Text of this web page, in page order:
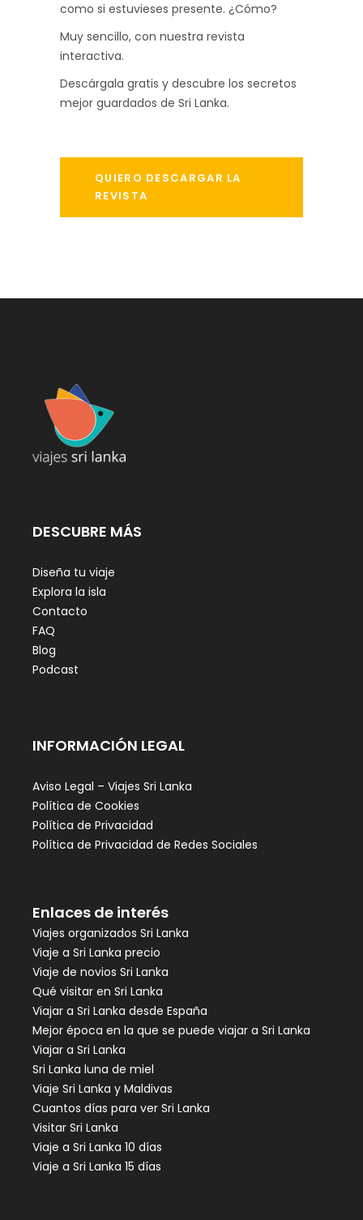
como si estuvieses presente. ¿Cómo?
Muy sencillo, con nuestra revista
interactiva.
Descárgala gratis y descubre los secretos
mejor guardados de Sri Lanka.
QUIERO DESCARGAR LA
REVISTA
DESCUBRE MÁS
Diseña tu viaje
Explora la isla
Contacto
FAQ
Blog
Podcast
INFORMACIÓN LEGAL
Aviso Legal – Viajes Sri Lanka
Política de Cookies
Política de Privacidad
Política de Privacidad de Redes Sociales
Enlaces de interés
Viajes organizados Sri Lanka
Viaje a Sri Lanka precio
Viaje de novios Sri Lanka
Qué visitar en Sri Lanka
Viajar a Sri Lanka desde España
Mejor época en la que se puede viajar a Sri Lanka
Viajar a Sri Lanka
Sri Lanka luna de miel
Viaje Sri Lanka y Maldivas
Cuantos días para ver Sri Lanka
Visitar Sri Lanka
Viaje a Sri Lanka 10 días
Viaje a Sri Lanka 15 días